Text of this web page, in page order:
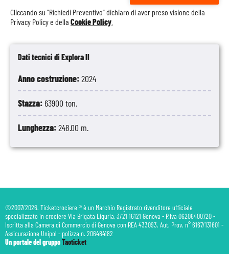
Dati tecnici di Explora II
Anno costruzione:2024
Stazza: 63900 ton.
Lunghezza:248.00 m.
Cliccando su "Richiedi Preventivo" dichiaro di aver preso visione della
Privacy Policye della Cookie Policy
©2007/2026. Ticketcrociere ® è un Marchio Registrato rivenditore ufficiale
specializzato in crociere Via Brigata Liguria, 3/21 16121 Genova - P.Iva 06206400720 -
Iscritta alla Camera di Commercio di Genova con REA 433093. Aut. Prov. n° 6167/131601 -
Assicurazione Unipol - polizza n. 206484182
Un portale del gruppoTaoticket